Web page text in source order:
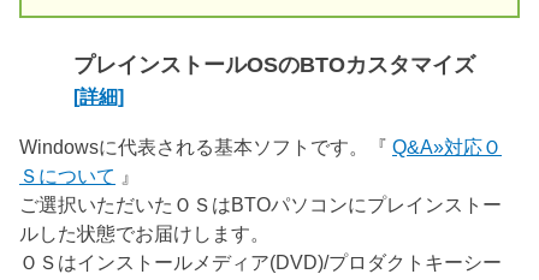
プレインストールOSのBTOカスタマイズ
[詳細]
Windowsに代表される基本ソフトです。『 Q&A»対応Ｏ
Ｓについて 』
ご選択いただいたＯＳはBTOパソコンにプレインストー
ルした状態でお届けします。
ＯＳはインストールメディア(DVD)/プロダクトキーシー